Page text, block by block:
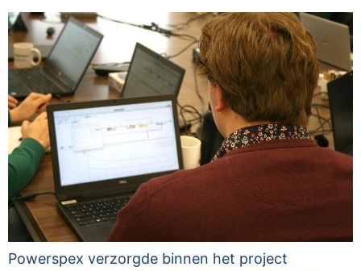
Powerspex verzorgde binnen het project